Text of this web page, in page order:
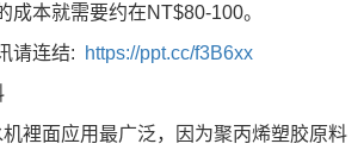
成本就需要约在NT$80-100。
请连结:
https://ppt.cc/f3B6xx
裡面应用最广泛，因为聚丙烯塑胶原料